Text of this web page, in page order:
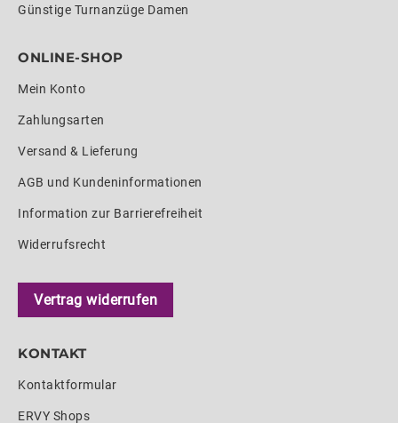
Günstige Turnanzüge Damen
ONLINE-SHOP
Mein Konto
Zahlungsarten
Versand & Lieferung
AGB und Kundeninformationen
Information zur Barrierefreiheit
Widerrufsrecht
Vertrag widerrufen
KONTAKT
Kontaktformular
ERVY Shops